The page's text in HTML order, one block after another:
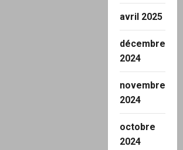
avril 2025
décembre
2024
novembre
2024
octobre
2024